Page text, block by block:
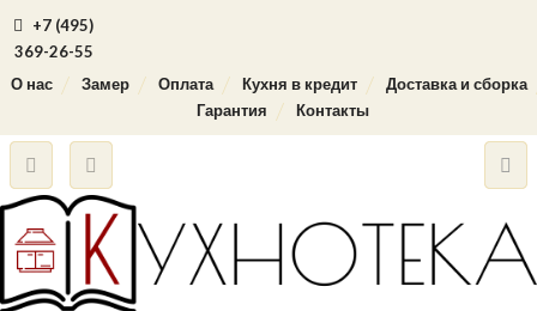
+7 (495)
369-26-55
О нас
Замер Оплата Кухня в кредит
Доставка и сборка
Гарантия
Контакты